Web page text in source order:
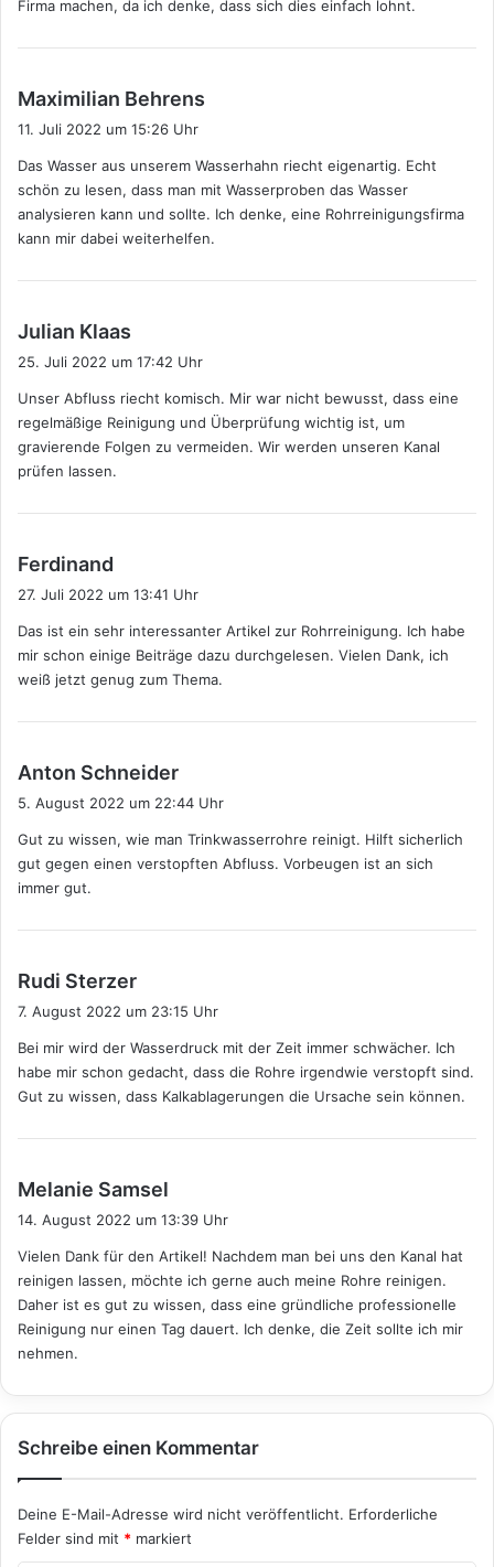
Firma machen, da ich denke, dass sich dies einfach lohnt.
Maximilian Behrens
t
:
11. Juli 2022 um 15:26 Uhr
Das Wasser aus unserem Wasserhahn riecht eigenartig. Echt
schön zu lesen, dass man mit Wasserproben das Wasser
analysieren kann und sollte. Ich denke, eine Rohrreinigungsfirma
kann mir dabei weiterhelfen.
Julian Klaas
t
:
25. Juli 2022 um 17:42 Uhr
Unser Abfluss riecht komisch. Mir war nicht bewusst, dass eine
regelmäßige Reinigung und Überprüfung wichtig ist, um
gravierende Folgen zu vermeiden. Wir werden unseren Kanal
prüfen lassen.
Ferdinand
t
:
27. Juli 2022 um 13:41 Uhr
Das ist ein sehr interessanter Artikel zur Rohrreinigung. Ich habe
mir schon einige Beiträge dazu durchgelesen. Vielen Dank, ich
weiß jetzt genug zum Thema.
Anton Schneider
t
:
5. August 2022 um 22:44 Uhr
Gut zu wissen, wie man Trinkwasserrohre reinigt. Hilft sicherlich
gut gegen einen verstopften Abfluss. Vorbeugen ist an sich
immer gut.
Rudi Sterzer
t
:
7. August 2022 um 23:15 Uhr
Bei mir wird der Wasserdruck mit der Zeit immer schwächer. Ich
habe mir schon gedacht, dass die Rohre irgendwie verstopft sind.
Gut zu wissen, dass Kalkablagerungen die Ursache sein können.
Melanie Samsel
t
:
14. August 2022 um 13:39 Uhr
Vielen Dank für den Artikel! Nachdem man bei uns den Kanal hat
reinigen lassen, möchte ich gerne auch meine Rohre reinigen.
Daher ist es gut zu wissen, dass eine gründliche professionelle
Reinigung nur einen Tag dauert. Ich denke, die Zeit sollte ich mir
nehmen.
Schreibe einen Kommentar
Deine E-Mail-Adresse wird nicht veröffentlicht. Erforderliche
Felder sind mit * markiert